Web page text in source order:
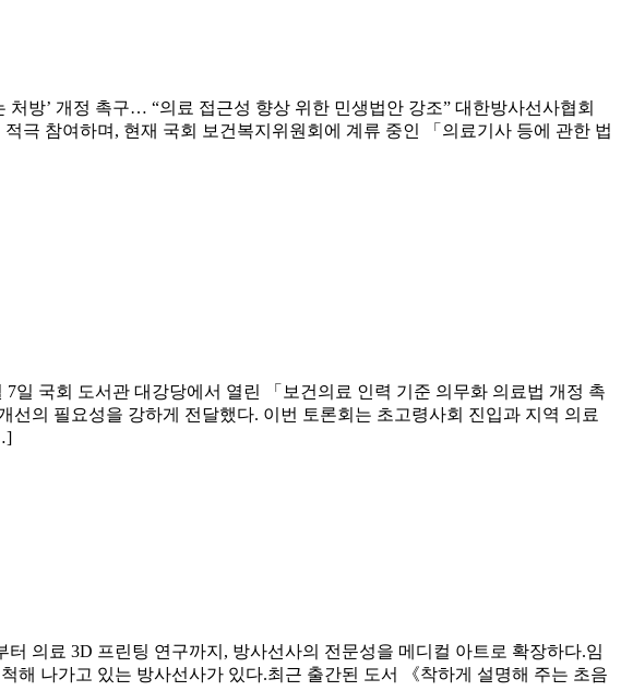
방’ 개정 촉구… “의료 접근성 향상 위한 민생법안 강조” 대한방사선사협회
극 참여하며, 현재 국회 보건복지위원회에 계류 중인 「의료기사 등에 관한 법
일 국회 도서관 대강당에서 열린 「보건의료 인력 기준 의무화 의료법 개정 촉
의 필요성을 강하게 전달했다. 이번 토론회는 초고령사회 진입과 지역 의료
의료 3D 프린팅 연구까지, 방사선사의 전문성을 메디컬 아트로 확장하다.임
해 나가고 있는 방사선사가 있다.최근 출간된 도서 《착하게 설명해 주는 초음